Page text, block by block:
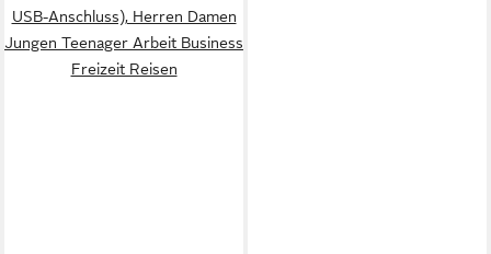
USB-Anschluss), Herren Damen
Jungen Teenager Arbeit Business
Freizeit Reisen